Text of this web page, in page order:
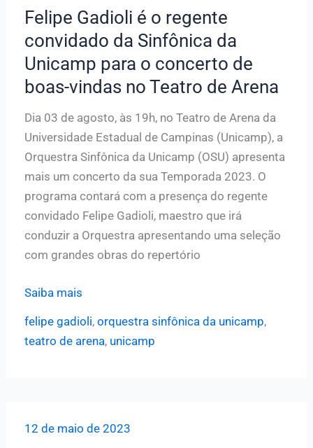
Felipe Gadioli é o regente
convidado da Sinfônica da
Unicamp para o concerto de
boas-vindas no Teatro de Arena
Dia 03 de agosto, às 19h, no Teatro de Arena da
Universidade Estadual de Campinas (Unicamp), a
Orquestra Sinfônica da Unicamp (OSU) apresenta
mais um concerto da sua Temporada 2023. O
programa contará com a presença do regente
convidado Felipe Gadioli, maestro que irá
conduzir a Orquestra apresentando uma seleção
com grandes obras do repertório
Felipe
Sinfônica
Saiba mais
felipe gadioli, orquestra sinfônica da unicamp,
teatro de arena, unicamp
12 de maio de 2023